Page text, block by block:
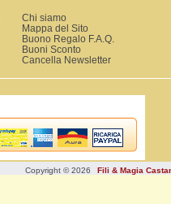
Chi siamo
Mappa del Sito
Buono Regalo F.A.Q.
Buoni Sconto
Cancella Newsletter
Copyright © 2026 Fili & Magia